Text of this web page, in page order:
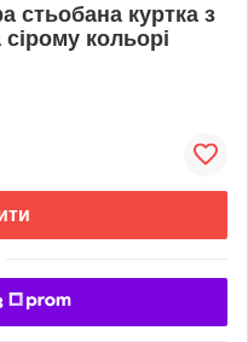
стьобана куртка з
кольорі